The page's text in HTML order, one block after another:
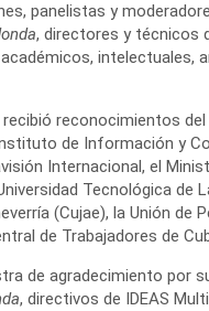
panelistas y
, directores y técnicos
intelectuales,
recibió reconocimientos
de Información y
Internacional, el
Tecnológica de
(Cujae), la Unión de
de Trabajadores de
de agradecimiento por
, directivos de IDEAS